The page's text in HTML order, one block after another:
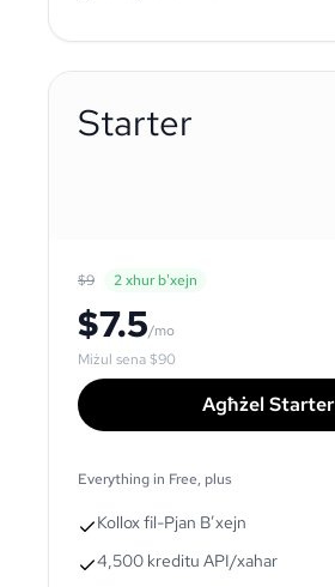
Starter
$9 2 xhur b'xejn
$7.5/mo
Miżul sena$90
Agħżel Starter
Everything in Free, plus
Kollox fil-Pjan B’xejn
4,500 kreditu API/xahar